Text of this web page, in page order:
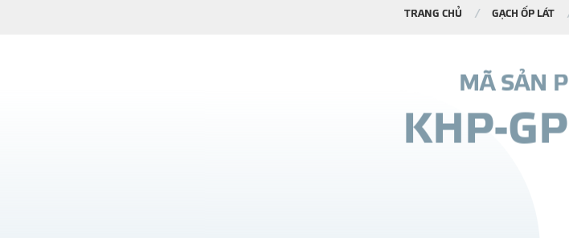
TRANG CHỦ GẠCH ỐP LÁT
MÃ SẢN P
KHP-GP